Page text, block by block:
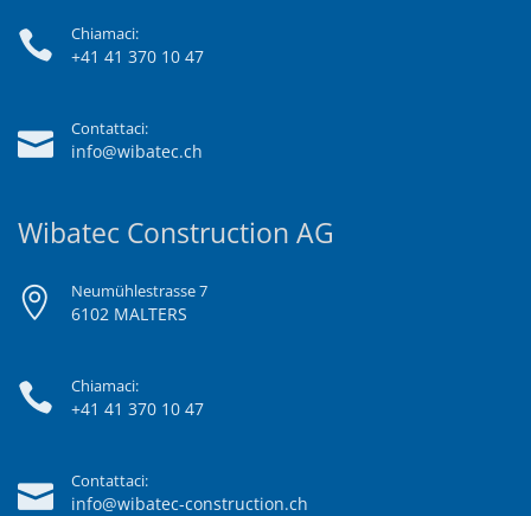
Chiamaci:
+41 41 370 10 47
Contattaci:
info@wibatec.ch
Wibatec Construction AG
Neumühlestrasse 7
6102 MALTERS
Chiamaci:
+41 41 370 10 47
Contattaci:
info@wibatec-construction.ch